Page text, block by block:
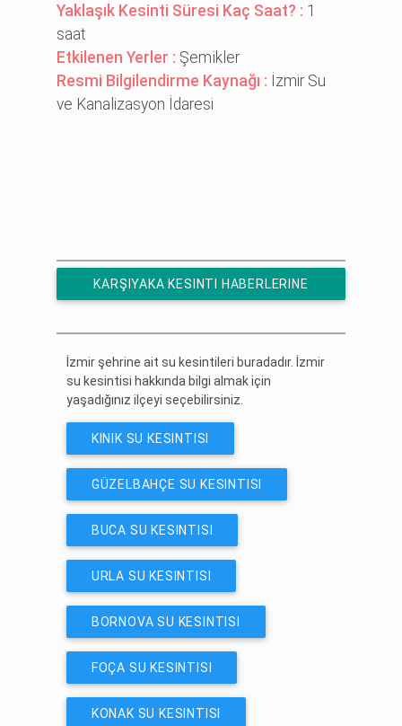
Yaklaşık Kesinti Süresi Kaç Saat? : 1
saat
Etkilenen Yerler : Şemi̇kler
Resmi Bilgilendirme Kaynağı : İzmir Su
ve Kanalizasyon İdaresi
KARŞIYAKA KESINTI HABERLERINE
İzmir şehrine ait su kesintileri buradadır. İzmir
su kesintisi hakkında bilgi almak için
yaşadığınız ilçeyi seçebilirsiniz.
KINIK SU KESINTISI
GÜZELBAHÇE SU KESINTISI
BUCA SU KESINTISI
URLA SU KESINTISI
BORNOVA SU KESINTISI
FOÇA SU KESINTISI
KONAK SU KESINTISI